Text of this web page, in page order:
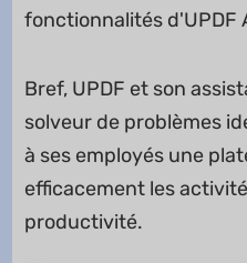
fonctionnalités d'UPDF
Bref, UPDF et son
solveur de problèmes
à ses employés une
efficacement les
productivité.